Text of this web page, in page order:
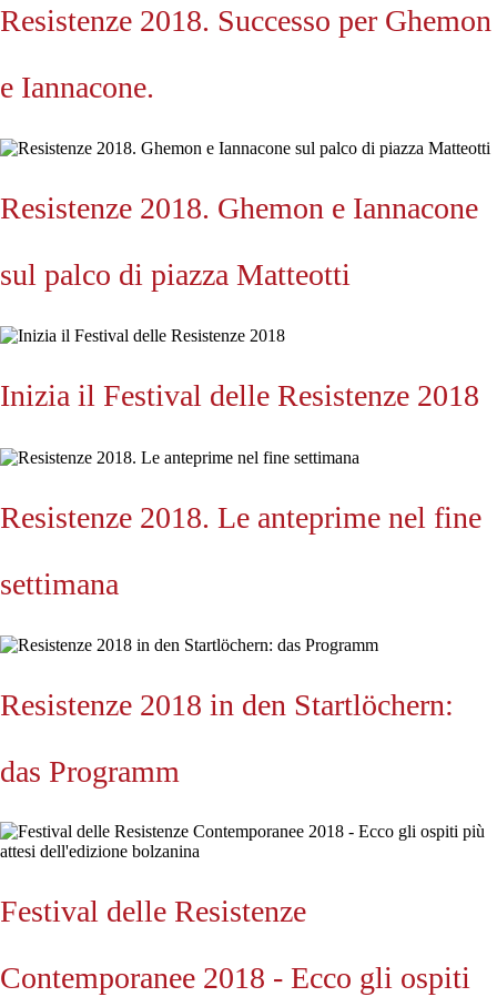
Resistenze 2018. Successo per Ghemon
e Iannacone.
Resistenze 2018. Ghemon e Iannacone
sul palco di piazza Matteotti
Inizia il Festival delle Resistenze 2018
Resistenze 2018. Le anteprime nel fine
settimana
Resistenze 2018 in den Startlöchern:
das Programm
Festival delle Resistenze
Contemporanee 2018 - Ecco gli ospiti